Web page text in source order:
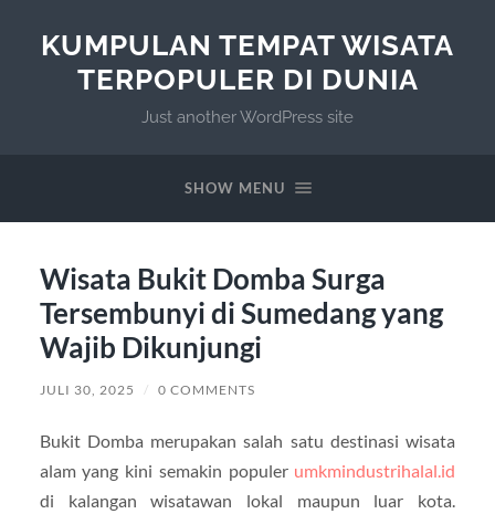
KUMPULAN TEMPAT WISATA
TERPOPULER DI DUNIA
Just another WordPress site
SHOW MENU
Wisata Bukit Domba Surga
Tersembunyi di Sumedang yang
Wajib Dikunjungi
JULI 30, 2025 / 0 COMMENTS
Bukit Domba merupakan salah satu destinasi wisata
alam yang kini semakin populer umkmindustrihalal.id
di kalangan wisatawan lokal maupun luar kota.